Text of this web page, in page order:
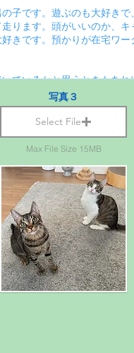
写真３
Select File
Max File Size 15MB